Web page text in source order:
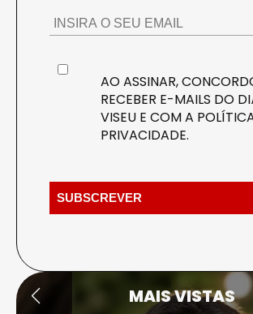
AO ASSINAR,
RECEBER E-MAILS DO
VISEU E COM A
PRIVACIDADE.
MAIS VISTAS